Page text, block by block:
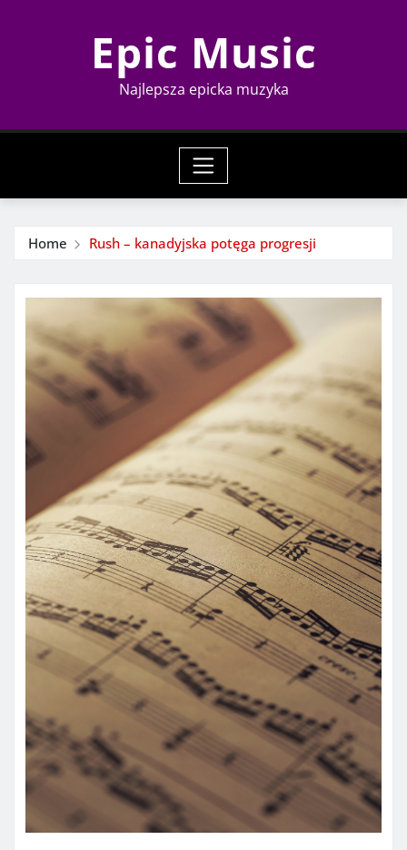
Epic Music
Najlepsza epicka muzyka
Home Rush – kanadyjska potęga progresji